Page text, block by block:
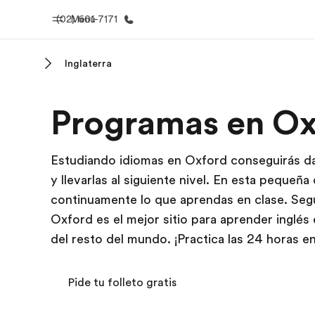
Menú
(02) 601-7171
Bienvenido a EF Ver todo lo
Inglaterra
Programas en
Estudiando idiomas en Oxford conseguirás
y llevarlas al siguiente nivel. En esta
continuamente lo que aprendas en clase.
Oxford es el mejor sitio para aprender
del resto del mundo. ¡Practica las 24 horas
Pide tu folleto gratis